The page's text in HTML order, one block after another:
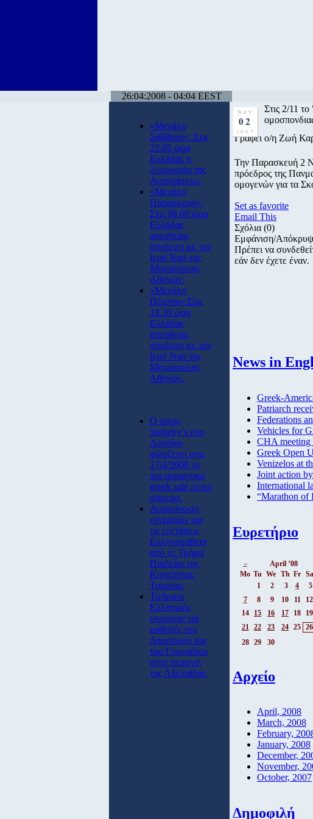
26:04:2008 - 04:04 EEST
«Μεγάλο
Σάββατο»: Στις
23.05 ώρα
Ελλάδας η
λειτουργία της
Αναστάσεως.
«Μεγάλη
Παρασκευή»:
Στις 08.00 ώρα
Ελλάδας
απευθείας
σύνδεση με τον
Ιερό Ναό της
Μητρόπολης
Αθηνών.
«Μεγάλη
Πέμπτη»:Στις
18.30 ώρα
Ελλάδας
απευθείας
σύνδεση με τον
Ιερό Ναό της
Μητρόπολης
Αθηνών.
O οίκος
Sotheby’s στο
Λονδίνο
φιλοξενεί στις
17/4/2008 το
πιο σημαντικό
greek sale μεχρί
σήμερα.
Ανακοίνωση
εγγραφών για
τις εξετάσεις
Ελληνομάθεια
από το Τμήμα
Παιδείας της
Κοινότητας
Τορόντο.
Τμήματα
Ελληνικής
γλώσσας για
μαθητές του
Δημοτικού και
του Γυμνασίου
στην περιοχή
της Αδελαΐδας.
Nov
02
2007
Στις 2/11
Γράφει ο/η Ζωή
Την Παρασκευή 2
πρόεδρος της
ομογενών για τα
Set as favorite
Email This
Σχόλια (0)
Εμφάνιση/
Πρέπει να
εάν δεν έχετε έναν.
News in
Greek-
Patriarch
Federations
Vehicles for
CHA
Greek Open
Venizelos at
Joint action
International
“Marathon of
Ευρετήριο
<<
April ’08
Mo Tu We Th Fr Sa
1
2 3 4 5
7
8 9 10 11 12
14
15 16 17 18 19
21
22 23 24 25 26
28
29 30
Αρχείο
April, 2008
March, 2008
February,
January, 2008
December,
November,
October, 2007
Δημοφιλή